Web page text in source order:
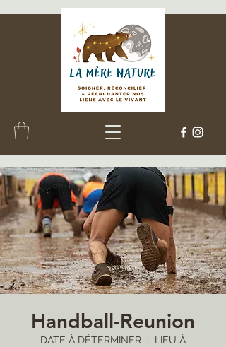
Handball-Reunion
DATE À DÉTERMINER
LIEU À